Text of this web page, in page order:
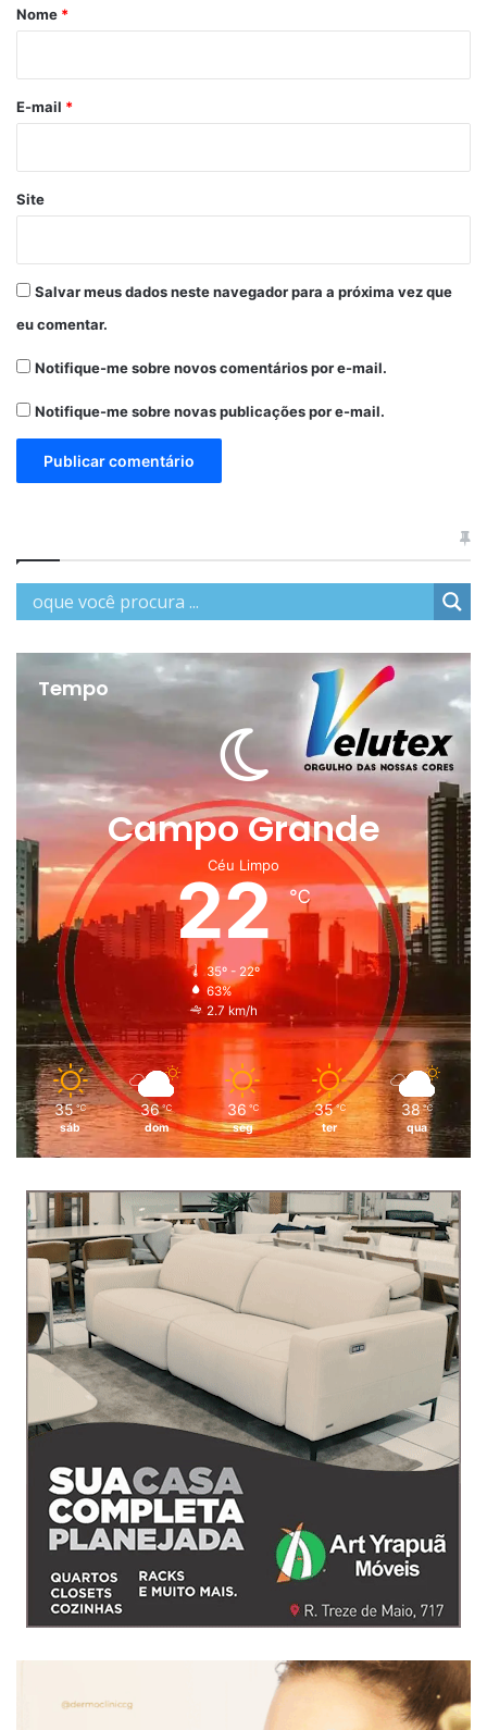
r
*
Nome *
E-mail *
Site
Salvar meus dados neste navegador para a próxima vez que
eu comentar.
Notifique-me sobre novos comentários por e-mail.
Notifique-me sobre novas publicações por e-mail.
Tempo
Campo Grande
Céu Limpo
22℃
35º - 22º
63%
2.7 km/h
35 ℃
sáb
36 ℃
dom
36 ℃
seg
35 ℃
ter
38 ℃
qua